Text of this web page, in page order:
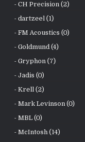
- CH Precision (2)
- dartzeel (1)
- FM Acoustics (0)
- Goldmund (4)
- Gryphon (7)
- Jadis (0)
- Krell (2)
- Mark Levinson (0)
- MBL (0)
- McIntosh (14)